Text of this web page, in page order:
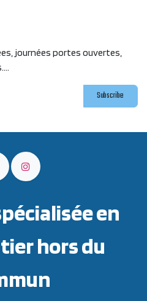
journées portes ouvertes,
Subscribe
en
hors du